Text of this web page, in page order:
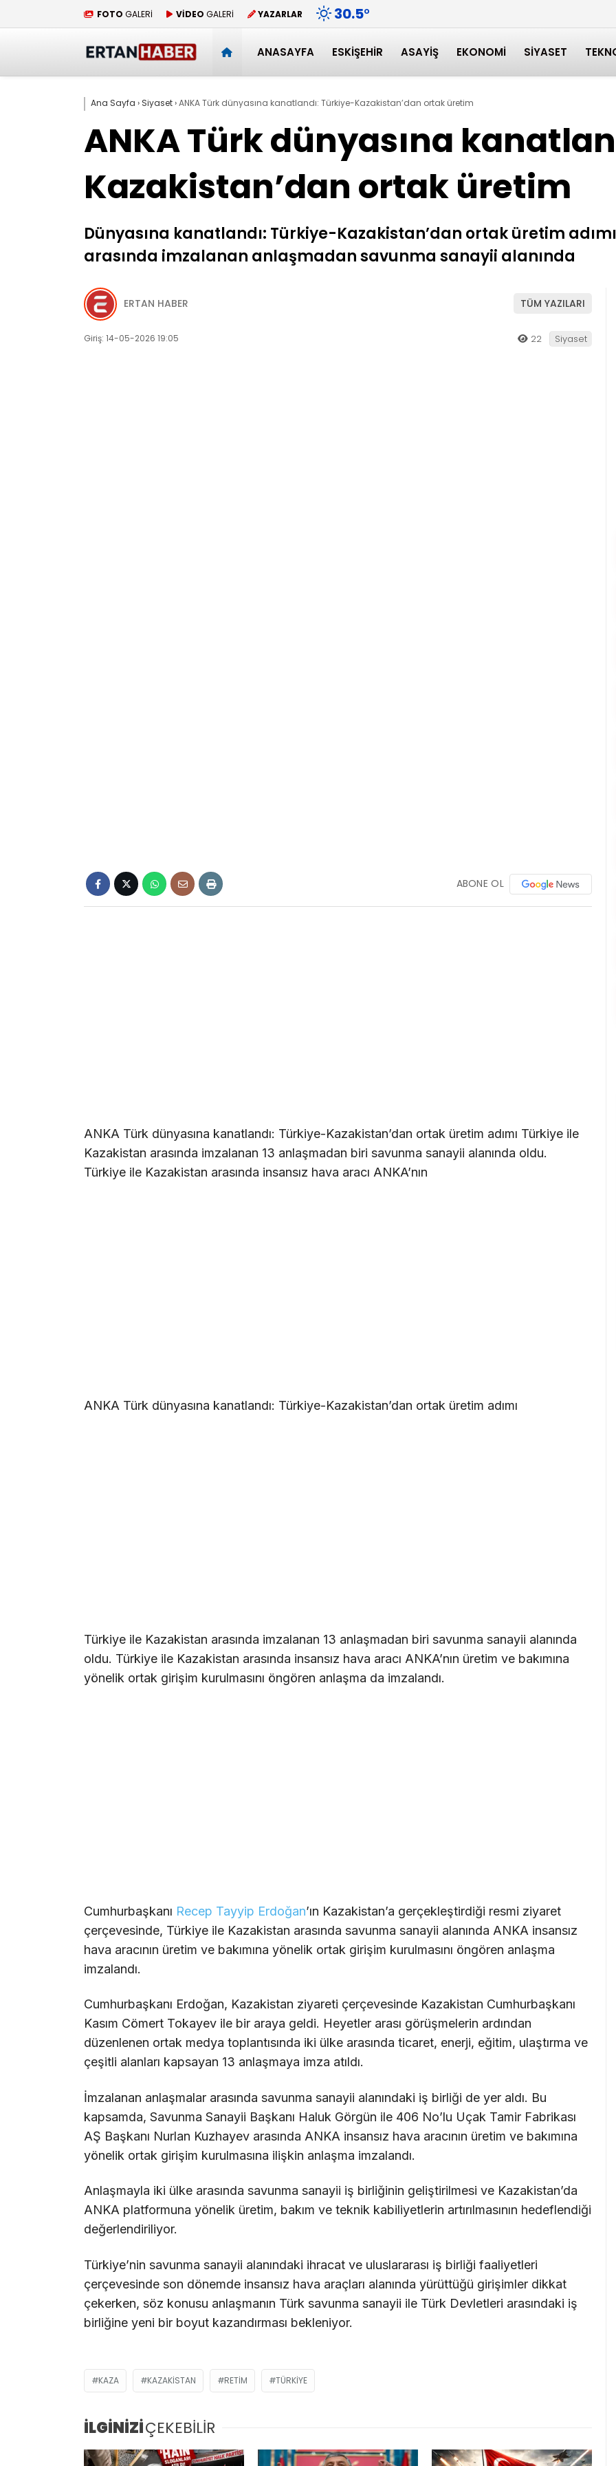
FOTO GALERİ VİDEO GALERİ YAZARLAR 30.5°
ANASAYFA ESKIŞEHIR ASAYIŞ EKONOMI SIYASET
Ana Sayfa › Siyaset›ANKA Türk dünyasına kanatlandı: Türkiye-Kazakistan’dan ortak üretim
ANKA Türk dünyasına
Kazakistan’dan ortak üretim
Dünyasına kanatlandı: Türkiye-Kazakistan’dan ortak üretim
arasında imzalanan anlaşmadan savunma sanayii alanında
ERTAN HABER TÜM YAZILARI
Giriş: 14-05-2026 19:05 22 Siyaset
ABONE OL
ANKA Türk dünyasına kanatlandı: Türkiye-Kazakistan’dan ortak üretim adımı Türkiye ile
Kazakistan arasında imzalanan 13 anlaşmadan biri savunma sanayii alanında oldu.
Türkiye ile Kazakistan arasında insansız hava aracı ANKA’nın
ANKA Türk dünyasına kanatlandı: Türkiye-Kazakistan’dan ortak üretim adımı
Türkiye ile Kazakistan arasında imzalanan 13 anlaşmadan biri savunma sanayii alanında
oldu. Türkiye ile Kazakistan arasında insansız hava aracı ANKA’nın üretim ve bakımına
yönelik ortak girişim kurulmasını öngören anlaşma da imzalandı.
Cumhurbaşkanı Recep Tayyip Erdoğan’ın Kazakistan’a gerçekleştirdiği resmi ziyaret
çerçevesinde, Türkiye ile Kazakistan arasında savunma sanayii alanında ANKA insansız
hava aracının üretim ve bakımına yönelik ortak girişim kurulmasını öngören anlaşma
imzalandı.
Cumhurbaşkanı Erdoğan, Kazakistan ziyareti çerçevesinde Kazakistan Cumhurbaşkanı
Kasım Cömert Tokayev ile bir araya geldi. Heyetler arası görüşmelerin ardından
düzenlenen ortak medya toplantısında iki ülke arasında ticaret, enerji, eğitim, ulaştırma ve
çeşitli alanları kapsayan 13 anlaşmaya imza atıldı.
İmzalanan anlaşmalar arasında savunma sanayii alanındaki iş birliği de yer aldı. Bu
kapsamda, Savunma Sanayii Başkanı Haluk Görgün ile 406 No’lu Uçak Tamir Fabrikası
AŞ Başkanı Nurlan Kuzhayev arasında ANKA insansız hava aracının üretim ve bakımına
yönelik ortak girişim kurulmasına ilişkin anlaşma imzalandı.
Anlaşmayla iki ülke arasında savunma sanayii iş birliğinin geliştirilmesi ve Kazakistan’da
ANKA platformuna yönelik üretim, bakım ve teknik kabiliyetlerin artırılmasının hedeflendiği
değerlendiriliyor.
Türkiye’nin savunma sanayii alanındaki ihracat ve uluslararası iş birliği faaliyetleri
çerçevesinde son dönemde insansız hava araçları alanında yürüttüğü girişimler dikkat
çekerken, söz konusu anlaşmanın Türk savunma sanayii ile Türk Devletleri arasındaki iş
birliğine yeni bir boyut kazandırması bekleniyor.
KAZA KAZAKISTAN RETIM TÜRKIYE
İLGİNİZİÇEKEBİLİR